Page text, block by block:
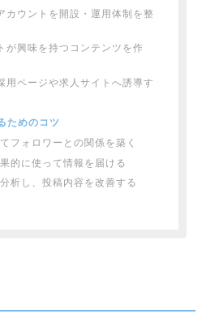
カウントを開設・運用体制を整
が興味を持つコンテンツを作
用ページや求人サイトへ誘導す
ためのコツ
フォロワーとの関係を築く
的に使って情報を届ける
析し、投稿内容を改善する